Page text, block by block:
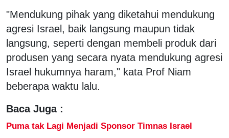
"Mendukung pihak yang diketahui mendukung
agresi Israel, baik langsung maupun tidak
langsung, seperti dengan membeli produk dari
produsen yang secara nyata mendukung agresi
Israel hukumnya haram," kata Prof Niam
beberapa waktu lalu.
Baca Juga :
Puma tak Lagi Menjadi Sponsor Timnas Israel